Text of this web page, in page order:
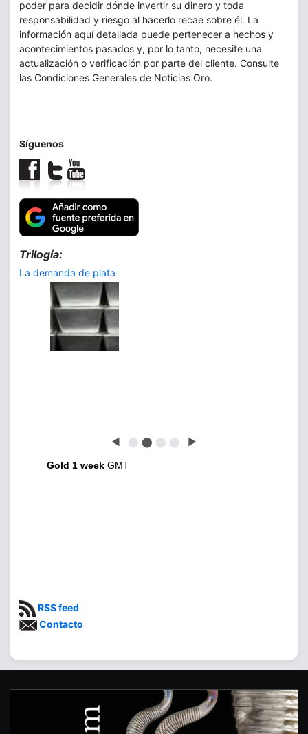
poder para decidir dónde invertir su dinero y toda
responsabilidad y riesgo al hacerlo recae sobre él. La
información aquí detallada puede pertenecer a hechos y
acontecimientos pasados y, por lo tanto, necesite una
actualización o verificación por parte del cliente. Consulte
las Condiciones Generales de Noticias Oro.
Síguenos
Trilogía:
La demanda de plata
◀ ⬤ ⬤ ⬤ ⬤ ▶
Gold 1 week GMT
RSS feed
Contacto